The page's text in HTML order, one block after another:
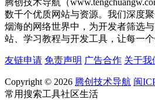
腾创技术导航（
数千个优质网站与资源。我们深度
烟海的网络世界中，为开发者筛选
站、学习教程与开发工具，让每一个
友链申请 免责声明 广告合作 关于我
Copyright © 2026 腾创技术导航 闽
常用搜索工具社区生活